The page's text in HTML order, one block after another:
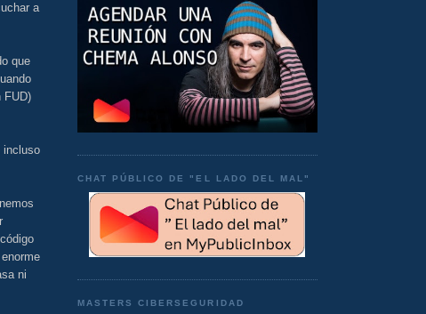
a
que
FUD)
incluso
ni
CHAT PÚBLICO DE "EL LADO DEL MAL"
MASTERS CIBERSEGURIDAD